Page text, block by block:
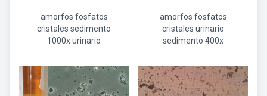
amorfos fosfatos
cristales sedimento
1000x urinario
amorfos fosfatos
cristales urinario
sedimento 400x